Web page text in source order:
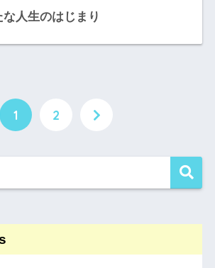
な人生のはじまり
1 2